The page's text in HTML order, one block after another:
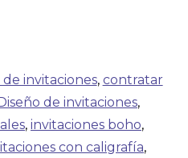
invitaciones, contratar
de invitaciones,
, invitaciones boho,
con caligrafía,